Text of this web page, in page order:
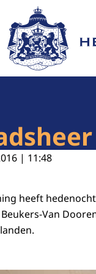
Naar de
| 11:48
heeft
Beukers-Van